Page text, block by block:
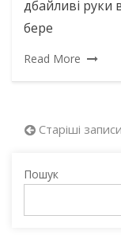
дбайливі руки
бере
Read More
Навігація
Старіші записи
Пошук